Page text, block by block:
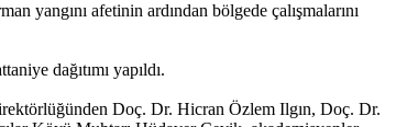
yangını afetinin ardından bölgede çalışmalarını
dağıtımı yapıldı.
Doç. Dr. Hicran Özlem Ilgın, Doç. Dr.